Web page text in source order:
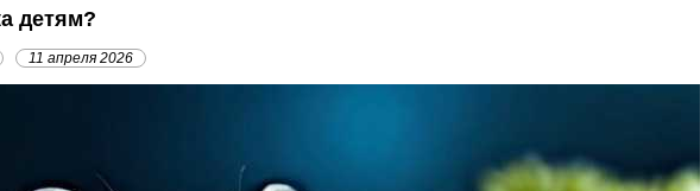
детям?
11 апреля 2026